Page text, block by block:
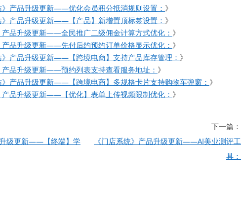
》产品升级更新——优化会员积分抵消规则设置： 》
》产品升级更新——【产品】新增置顶标签设置： 》
产品升级更新——全民推广二级佣金计算方式优化： 》
产品升级更新——先付后约预约订单价格显示优化： 》
》产品升级更新——【跨境电商】支持产品库存管理： 》
产品升级更新——预约列表支持查看服务地址： 》
》产品升级更新——【跨境电商】多规格卡片支持购物车弹窗： 》
产品升级更新——【优化】表单上传视频限制优化： 》
升级更新——【终端】学
下一篇：
《门店系统》产品升级更新——AI美业测评工
具：